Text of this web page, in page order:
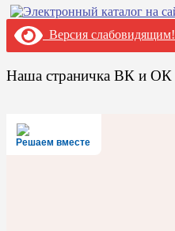
Версия слабовидящим!
Наша страничка ВК и ОК
Решаем вместе